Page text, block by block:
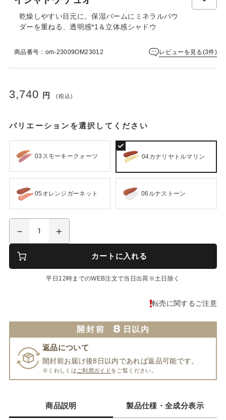
乾燥しやすい目元に。保湿バームにミネラルパウ
ダーを重ねる、透明感*1＆立体感シャドウ
商品番号：om-23009OM23012 レビューを見る(3件)
3,740 円 (税込)
バリエーションを選択してください
03スモーキークォーツ 04カナリヤトルマリン
05オレンジガーネット 06ルナストーン
カートに入れる
平日12時までのWEB注文で当日出荷※土日除く
転売に関するご注意
開封前 8 日以内
返品について
開封前お届け後8日以内であれば返品可能です。
※くわしくは ご利用ガイドをご覧ください。
商品説明 製品仕様・全成分表示